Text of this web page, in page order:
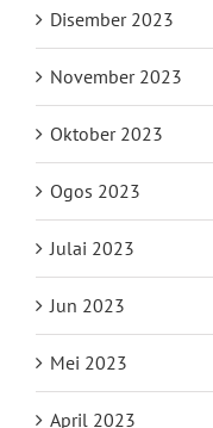
Disember 2023
November 2023
Oktober 2023
Ogos 2023
Julai 2023
Jun 2023
Mei 2023
April 2023